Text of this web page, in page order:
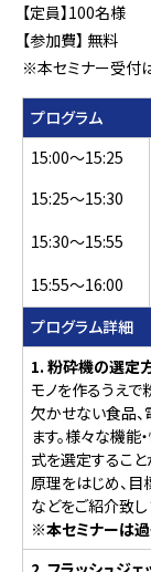
【定員】100名様
【参加費】 無料
※本セミナー受付
プログラム
15:00～15:25
15:25～15:30
15:30～15:55
15:55～16:00
プログラム詳細
1. 粉砕機の選定
モノを作るうえ
欠かせない食品
ます。様々な機
式を選定すること
原理をはじめ、
などをご紹介致し
※本セミナーは過